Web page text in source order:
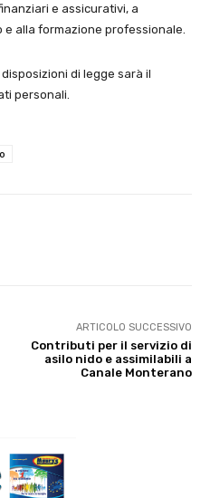
e assicurativi, a
alla formazione professionale.
di legge sarà il
personali.
ARTICOLO SUCCESSIVO
Contributi per il servizio di
asilo nido e assimilabili a
Canale Monterano